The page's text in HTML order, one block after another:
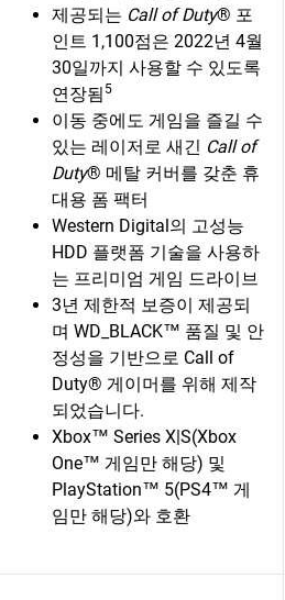
제공되는 Call of Duty® 포
인트 1,100점은 2022년 4월
30일까지 사용할 수 있도록
연장됨 5
이동 중에도 게임을 즐길 수
있는 레이저로 새긴 Call of
Duty® 메탈 커버를 갖춘 휴
대용 폼 팩터
Western Digital의 고성능
HDD 플랫폼 기술을 사용하
는 프리미엄 게임 드라이브
3년 제한적 보증이 제공되
며 WD_BLACK™ 품질 및 안
정성을 기반으로 Call of
Duty® 게이머를 위해 제작
되었습니다.
Xbox™ Series X|S(Xbox
One™ 게임만 해당) 및
PlayStation™ 5(PS4™ 게
임만 해당)와 호환